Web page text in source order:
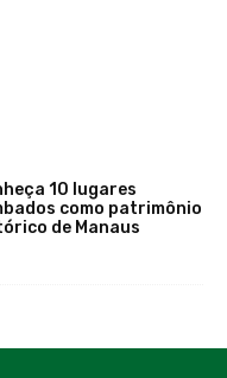
10 lugares
como patrimônio
de Manaus